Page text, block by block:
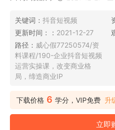
关键词： 抖音短视频
更新时间：： 2021-12-27
路径： 威心假77250574/资
料课程/190-企业抖音短视频
运营实操课，改变商业格
局，缔造商业IP
下载价格 6 学分，VIP免费 升
立即